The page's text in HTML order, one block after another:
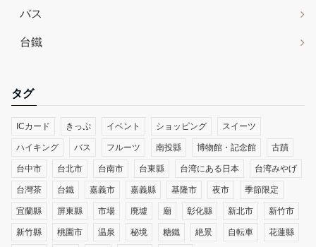
バス
台鐵
タグ
ICカード きっぷ イベント ショッピング スイーツ
ハイキング バス フルーツ 南投縣 博物館・記念館 古蹟
台中市 台北市 台南市 台東縣 台湾にある日本 台湾みやげ
台灣茶 台鐵 嘉義市 嘉義縣 基隆市 夜市 季節限定
宜蘭縣 屏東縣 市場 廃墟 廟 彰化縣 新北市 新竹市
新竹縣 桃園市 温泉 秘境 糖鐵 絶景 自転車 花蓮縣